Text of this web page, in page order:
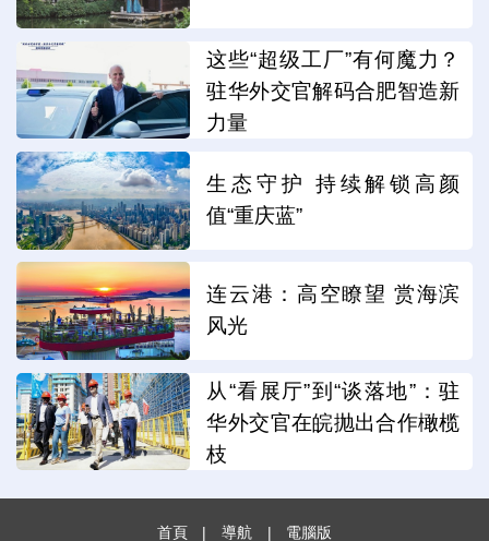
这些“超级工厂”有何魔力？
驻华外交官解码合肥智造新
力量
生态守护 持续解锁高颜
值“重庆蓝”
连云港：高空瞭望 赏海滨
风光
从“看展厅”到“谈落地”：驻
华外交官在皖抛出合作橄榄
枝
首頁 | 導航 | 電腦版